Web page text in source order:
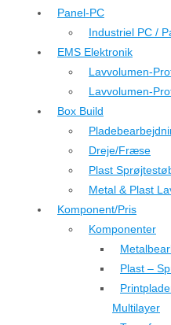
Panel-PC
Industriel PC /
EMS Elektronik
Lavvolumen-
Lavvolumen-
Box Build
Dreje/Fræse
Plast
Metal & Plast
Komponent/Pris
Komponenter
Plast –
Multilayer